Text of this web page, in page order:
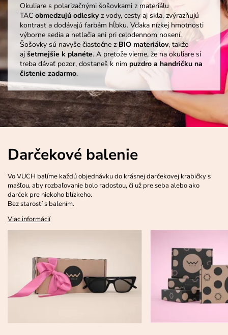
Okuliare s polarizačnými šošovkami z materiálu
TAC obmedzujú odleskyz vody, cesty aj skla, zvýrazňujú
kontrast a dodávajú farbám hĺbku. Vďaka nízkej hmotnosti
výborne sedia a netlačia ani pri celodennom nosení.
Šošovky sú navyše čiastočne z BIO materiálov, takže
aj šetrnejšie k planéte. A pretože vieme, že na okuliare si
treba dávať pozor, dostaneš k nim puzdro a handričku na
čistenie zadarmo.
Darčekové balenie
Vo VUCH balíme každú objednávku do krásnej darčekovej krabičky s
mašľou, aby rozbaľovanie bolo radosťou, či už pre seba alebo ako
darček pre niekoho blízkeho.
Bez starostí s balením.
Viac informácií